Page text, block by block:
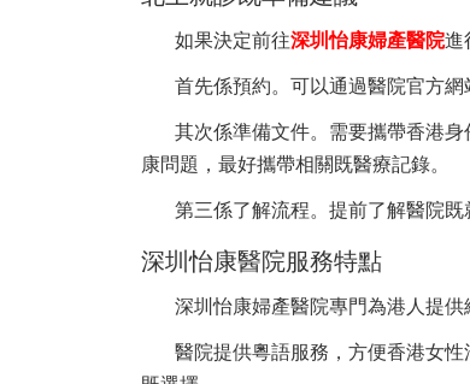
如果決定前往深圳怡康婦產醫院進
首先係預約。可以通過醫院官方
其次係準備文件。需要攜帶香港
康問題，最好攜帶相關既醫療記錄。
第三係了解流程。提前了解醫院
深圳怡康醫院服務特點
深圳怡康婦產醫院專門為港人提
醫院提供粵語服務，方便香港女